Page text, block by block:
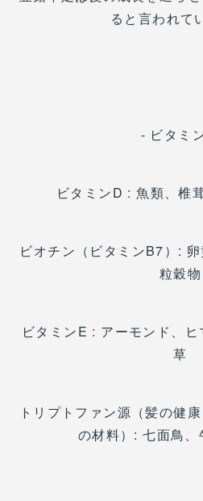
ると言われて
- ビタミ
ビタミンD : 魚類、椎
ビオチン（ビタミンB7）:
粒穀物
ビタミンE : アーモンド、
草
トリプトファン源（髪の健
の材料）: 七面鳥、